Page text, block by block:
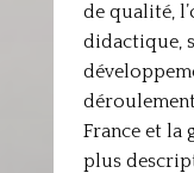
de qualité,
didactique,
France et la
plus